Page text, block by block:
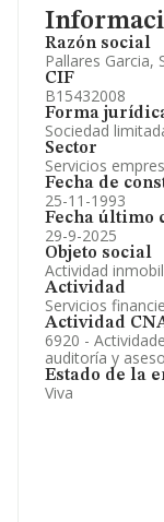
Razón social
Pallares Garcia,
CIF
B15432008
Forma
Sociedad
Sector
Servicios
Fecha de
25-11-1993
Fecha último
29-9-2025
Objeto social
Actividad
Actividad
Servicios
Actividad
6920 -
auditoría y
Estado de la
Viva
Información